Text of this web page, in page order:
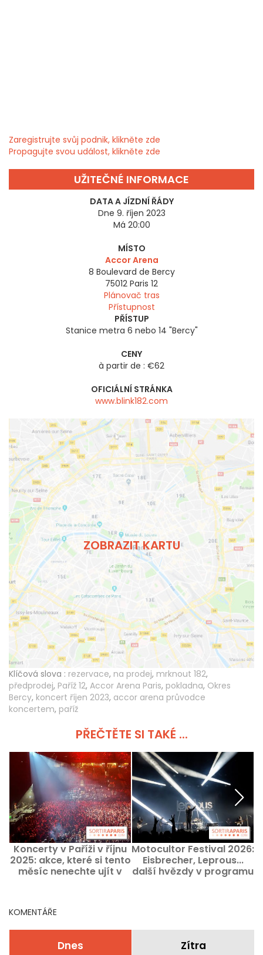
Zaregistrujte svůj podnik, klikněte zde
Propagujte svou událost, klikněte zde
UŽITEČNÉ INFORMACE
DATA A JÍZDNÍ ŘÁDY
Dne 9. říjen 2023
Má 20:00
MÍSTO
Accor Arena
8 Boulevard de Bercy
75012 Paris 12
Plánovač tras
Přístupnost
PŘÍSTUP
Stanice metra 6 nebo 14 "Bercy"
CENY
à partir de : €62
OFICIÁLNÍ STRÁNKA
www.blink182.com
ZOBRAZIT KARTU
Klíčová slova : rezervace, na prodej, mrknout 182,
předprodej, Paříž 12, Accor Arena Paris, pokladna, Okres
Bercy, koncert říjen 2023, accor arena průvodce
koncertem, paříž
PŘEČTĚTE SI TAKÉ ...
Koncerty v Paříži v říjnu
2025: akce, které si tento
měsíc nenechte ujít v
Motocultor Festival 2026:
Eisbrecher, Leprous...
další hvězdy v programu
KOMENTÁŘE
Dnes Zítra